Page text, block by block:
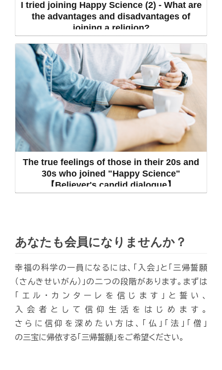
I tried joining Happy Science (2) - What are
the advantages and disadvantages of
joining a religion?
The true feelings of those in their 20s and
30s who joined "Happy Science"
【Believer's candid dialogue】
あなたも会員になりませんか？
幸福の科学の一員になるには、「入会」と「三帰誓願
（さんきせいがん）」の二つの段階があります。まずは
「エル・カンターレを信じます」と誓い、
入会者として信仰生活をはじめます。
さらに信仰を深めたい方は、「仏」「法」「僧」
の三宝に帰依する「三帰誓願」をご希望ください。